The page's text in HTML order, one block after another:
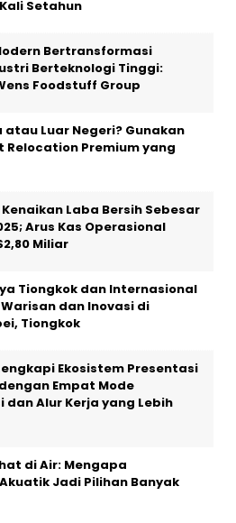
Setahun
Bertransformasi
Berteknologi Tinggi:
Foodstuff Group
atau Luar Negeri? Gunakan
Relocation Premium yang
Laba Bersih Sebesar
Arus Kas Operasional
Miliar
Tiongkok dan Internasional
dan Inovasi di
Tiongkok
Ekosistem Presentasi
Empat Mode
dan Alur Kerja yang Lebih
di Air: Mengapa
Jadi Pilihan Banyak